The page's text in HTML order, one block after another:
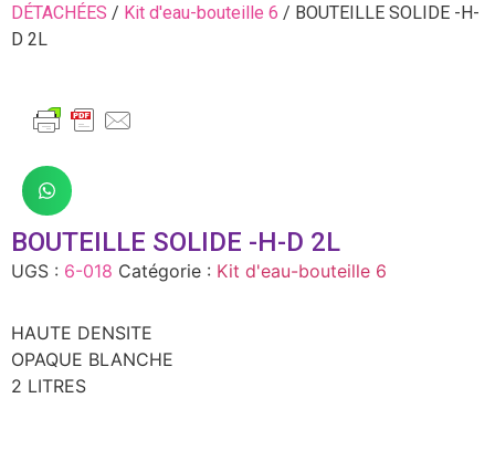
DÉTACHÉES / Kit d'eau-bouteille 6 / BOUTEILLE SOLIDE -H-
D 2L
BOUTEILLE SOLIDE -H-D 2L
UGS : 6-018 Catégorie : Kit d'eau-bouteille 6
HAUTE DENSITE
OPAQUE BLANCHE
2 LITRES